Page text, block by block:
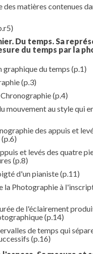
des matières contenues
Du temps. Sa
du temps par la
graphique du temps (p.1)
(p.3)
(p.4)
mouvement au style qui
des appuis et
(p.6)
et levés des quatre
(p.8)
d'un pianiste(p.11)
la Photographie à
de l'éclairement
(p.14)
de temps qui
(p.16)